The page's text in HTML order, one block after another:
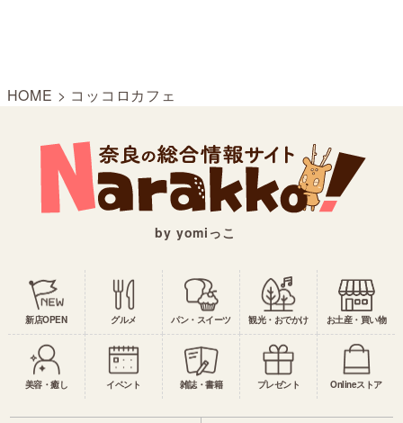
HOME > コッコロカフェ
by yomiっこ
新店OPEN グルメ パン・スイーツ 観光・おでかけ お土産・買い物
美容・癒し イベント 雑誌・書籍 プレゼント Onlineストア